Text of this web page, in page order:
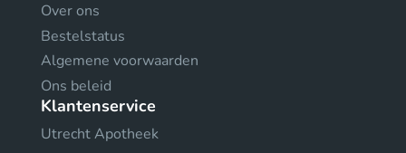
Over ons
Bestelstatus
Algemene voorwaarden
Ons beleid
Klantenservice
Utrecht Apotheek